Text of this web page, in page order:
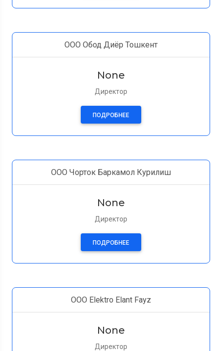
ООО Обод Диёр Тошкент
None
Директор
ПОДРОБНЕЕ
ООО Чорток Баркамол Курилиш
None
Директор
ПОДРОБНЕЕ
ООО Elektro Elant Fayz
None
Директор